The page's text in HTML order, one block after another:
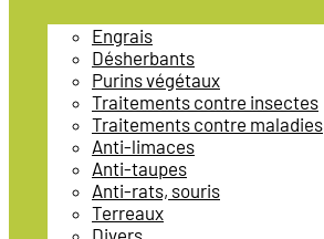
Engrais
Désherbants
Purins végétaux
Traitements contre insectes
Traitements contre maladies
Anti-limaces
Anti-taupes
Anti-rats, souris
Terreaux
Divers